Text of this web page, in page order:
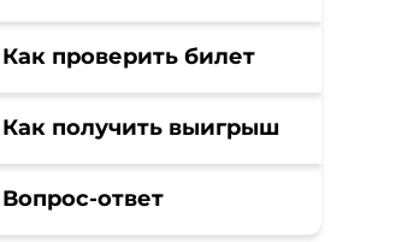
Как проверить билет
Как получить выигрыш
Вопрос-ответ